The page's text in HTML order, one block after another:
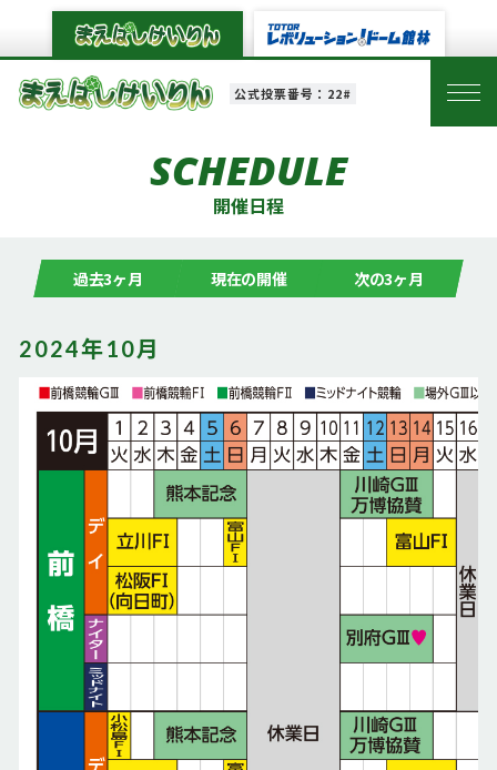
公式投票番号：22#
SCHEDULE
開催日程
過去3ヶ月 現在の開催 次の3ヶ月
2024年10月